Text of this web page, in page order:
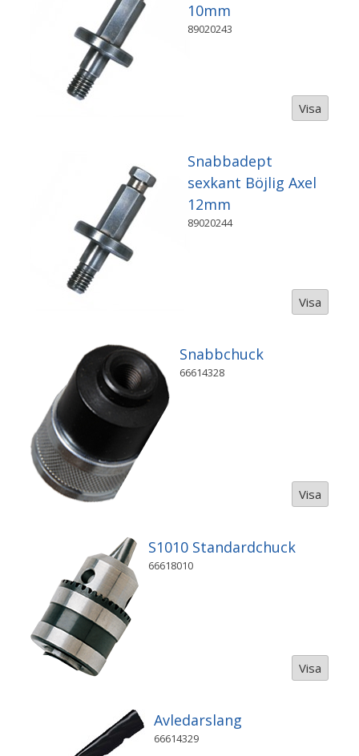
10mm
89020243
Visa
Snabbadept
sexkant Böjlig Axel
12mm
89020244
Visa
Snabbchuck
66614328
Visa
S1010 Standardchuck
66618010
Visa
Avledarslang
66614329